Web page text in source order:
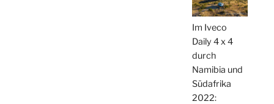
Im Iveco
Daily 4 x 4
durch
Namibia und
Südafrika
2022: